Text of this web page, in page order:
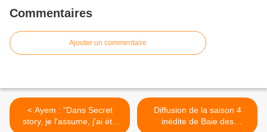
Commentaires
Ajouter un commentaire
< Ayem : "Dans Secret
story, je l'assume, j'ai été
Diffusion de la saison 4
inédite de Baie des